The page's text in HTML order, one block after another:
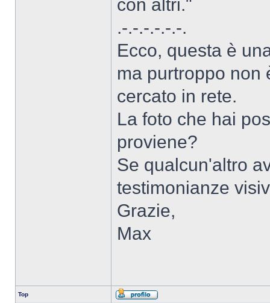
con altri."
.-.-.-.-.-.-.
Ecco, questa è
ma purtroppo non
cercato in rete.
La foto che hai
proviene?
Se qualcun'altro
testimonianze
Grazie,
Max
Top